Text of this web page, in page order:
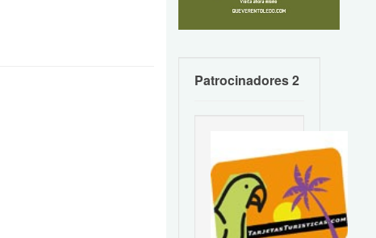
Patrocinadores 2